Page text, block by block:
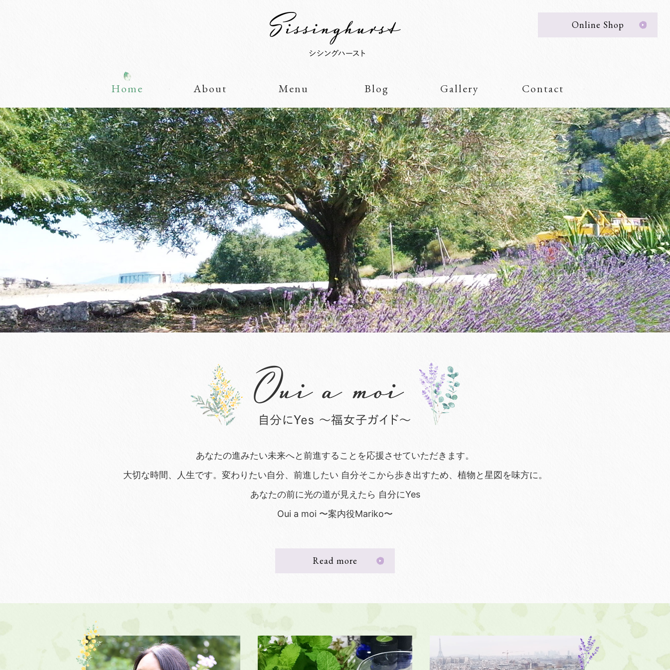
Home About Menu Blog Gallery Contact
Online Shop
あなたの進みたい未来へと前進することを応援させていただきます。
大切な時間、人生です。変わりたい自分、前進したい 自分そこから歩き出すため、植物と星図を味方に。
あなたの前に光の道が見えたら 自分にYes
Oui a moi 〜案内役Mariko〜
Read more